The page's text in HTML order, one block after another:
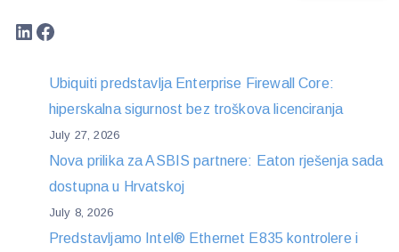
LinkedIn
Facebook
Ubiquiti predstavlja Enterprise Firewall Core:
hiperskalna sigurnost bez troškova licenciranja
July 27, 2026
Nova prilika za ASBIS partnere: Eaton rješenja sada
dostupna u Hrvatskoj
July 8, 2026
Predstavljamo Intel® Ethernet E835 kontrolere i